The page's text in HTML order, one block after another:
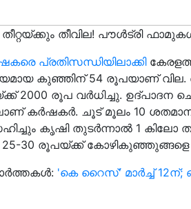
തീവില! പൗൾട്രി
പ്രതിസന്ധിയിലാക്കി
കുഞ്ഞിന് 54 രൂപയാണ്
2000 രൂപ വർധിച്ചു. ഉദ്പാദന
കർഷകർ. ചൂട് മൂലം 10
കൃഷി തുടർന്നാൽ 1 കിലോ
30 രൂപയ്ക്ക് കോഴികുഞ്ഞുങ്ങളെ
'കെ റൈസ്' മാർച്ച് 12ന്;